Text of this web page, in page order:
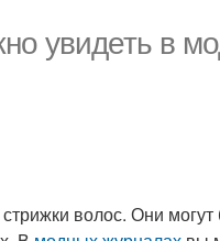
увидеть в
волос. Они могут